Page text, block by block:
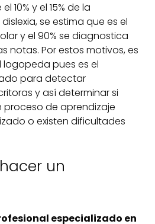
10% y el 15% de la
se estima que es el
y el 90% se diagnostica
notas. Por estos motivos, es
pues es el
para detectar
y así determinar si
proceso de aprendizaje
o existen dificultades
un
especializado en